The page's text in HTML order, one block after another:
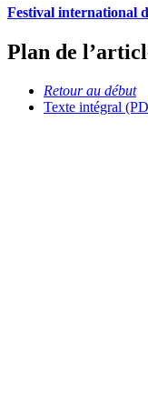
Festival international
Plan de
Retour au début
Texte intégral